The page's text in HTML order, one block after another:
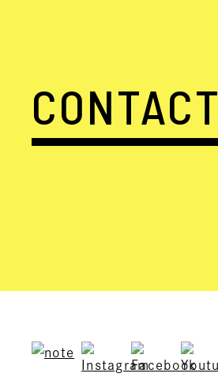
CONTACT